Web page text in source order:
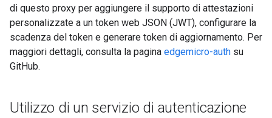
di questo proxy per aggiungere il supporto di attestazioni
personalizzate a un token web JSON (JWT), configurare la
scadenza del token e generare token di aggiornamento. Per
maggiori dettagli, consulta la pagina edgemicro-auth su
GitHub.
Utilizzo di un servizio di autenticazione